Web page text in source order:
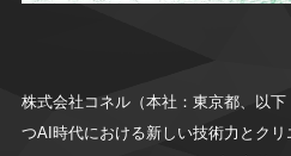
株式会社コネル（本社：東京都、以
つAI時代における新しい技術力とク